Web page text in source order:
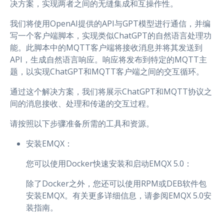
决方案，实现两者之间的无缝集成和互操作性。
我们将使用OpenAI提供的API与GPT模型进行通信，并编
写一个客户端脚本，实现类似ChatGPT的自然语言处理功
能。此脚本中的MQTT客户端将接收消息并将其发送到
API，生成自然语言响应。响应将发布到特定的MQTT主
题，以实现ChatGPT和MQTT客户端之间的交互循环。
通过这个解决方案，我们将展示ChatGPT和MQTT协议之
间的消息接收、处理和传递的交互过程。
请按照以下步骤准备所需的工具和资源。
安装EMQX：
您可以使用Docker快速安装和启动EMQX 5.0：
除了Docker之外，您还可以使用RPM或DEB软件包
安装EMQX。有关更多详细信息，请参阅EMQX 5.0安
装指南。